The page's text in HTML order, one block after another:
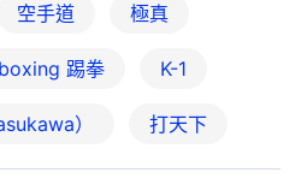
空手道 極真
踢拳 K-1
） 打天下